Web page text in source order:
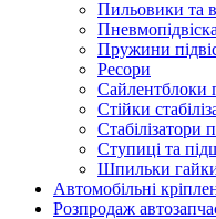
Пильовики та
Пневмопідвіска
Пружини
Ресори
Сайлентблоки
Стійки
Стабілізатори
Ступиці та
Шпильки гайки
Автомобільні
Розпродаж